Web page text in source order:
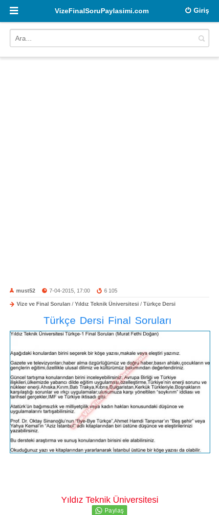
Giriş
VizeFinalSoruPaylasimi.com
must52 7-04-2015, 17:00 6 105
Vize ve Final Soruları / Yıldız Teknik Üniversitesi / Türkçe Dersi
Türkçe Dersi Final Soruları
Yıldız Teknik Üniversitesi